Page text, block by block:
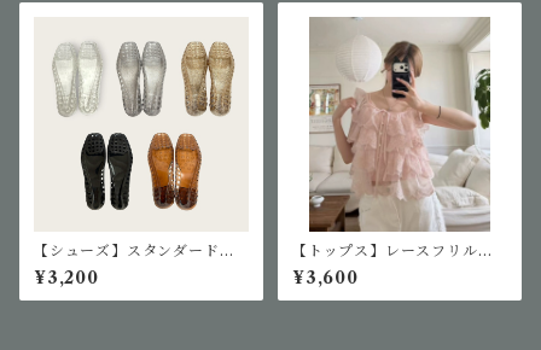
【シューズ】スタンダードジ
ェリーシューズ
¥3,200
【トップス】レースフリル半
袖ブラウス
¥3,600